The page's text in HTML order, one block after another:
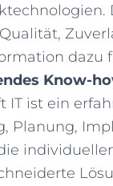
dazu
Know-
IT ist ein
Planung,